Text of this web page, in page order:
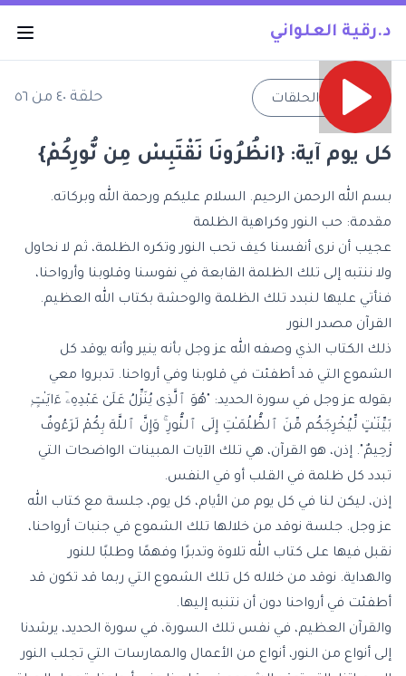
د.رقية العلواني
→ جميع الحلقات حلقة ٤٠ من ٥٦
كل يوم آية: {انظُرُونَا نَقْتَبِسْ مِن نُّورِكُمْ}
بسم الله الرحمن الرحيم. السلام عليكم ورحمة الله وبركاته.
مقدمة: حب النور وكراهية الظلمة
عجيب أن نرى أنفسنا كيف تحب النور وتكره الظلمة، ثم لا نحاول
ولا ننتبه إلى تلك الظلمة القابعة في نفوسنا وقلوبنا وأرواحنا،
فنأتي عليها لنبدد تلك الظلمة والوحشة بكتاب الله العظيم.
القرآن مصدر النور
ذلك الكتاب الذي وصفه الله عز وجل بأنه ينير وأنه يوقد كل
الشموع التي قد أطفئت في قلوبنا وفي أرواحنا. تدبروا معي
بقوله عز وجل في سورة الحديد: "هُوَ ٱلَّذِى يُنَزِّلُ عَلَىٰ عَبْدِهِۦٓ ءَايَـٰتٍۭ
بَيِّنَـٰتٍ لِّيُخْرِجَكُم مِّنَ ٱلظُّلُمَـٰتِ إِلَى ٱلنُّورِ ۚ وَإِنَّ ٱللَّهَ بِكُمْ لَرَءُوفٌ
رَّحِيمٌ". إذن، هو القرآن، هي تلك الآيات المبينات الواضحات التي
تبدد كل ظلمة في القلب أو في النفس.
إذن، ليكن لنا في كل يوم من الأيام، كل يوم، جلسة مع كتاب الله
عز وجل. جلسة نوقد من خلالها تلك الشموع في جنبات أرواحنا،
نقبل فيها على كتاب الله تلاوة وتدبرًا وفهمًا وطلبًا للنور
والهداية. نوقد من خلاله كل تلك الشموع التي ربما قد تكون قد
أطفئت في أرواحنا دون أن نتنبه إليها.
والقرآن العظيم، في نفس تلك السورة، في سورة الحديد، يرشدنا
إلى أنواع من النور، أنواع من الأعمال والممارسات التي تجلب النور